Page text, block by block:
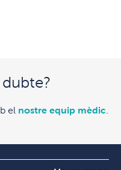
el nostre equip mèdic.